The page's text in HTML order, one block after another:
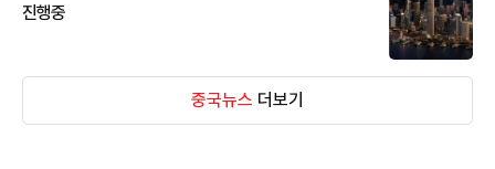
진행중
중국뉴스 더보기